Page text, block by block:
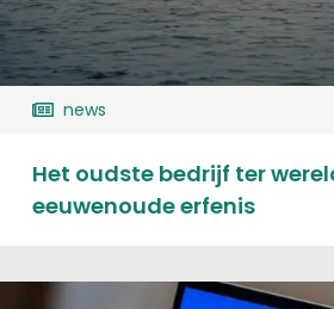
news
Het oudste bedrijf ter
eeuwenoude erfenis